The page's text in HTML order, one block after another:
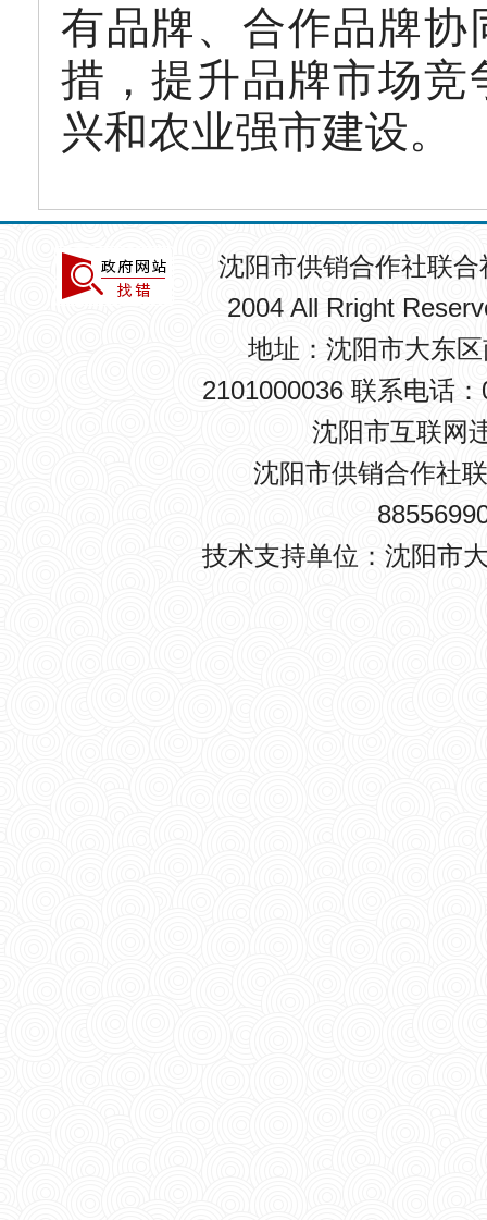
有品牌、合作品牌
措，提升品牌市场
兴和农业强市建设。
沈阳市供销合作社联
2004 All Rright
地址：沈阳市大东
2101000036 联系电话
沈阳市互联网
沈阳市供销合作社
技术支持单位：沈阳市